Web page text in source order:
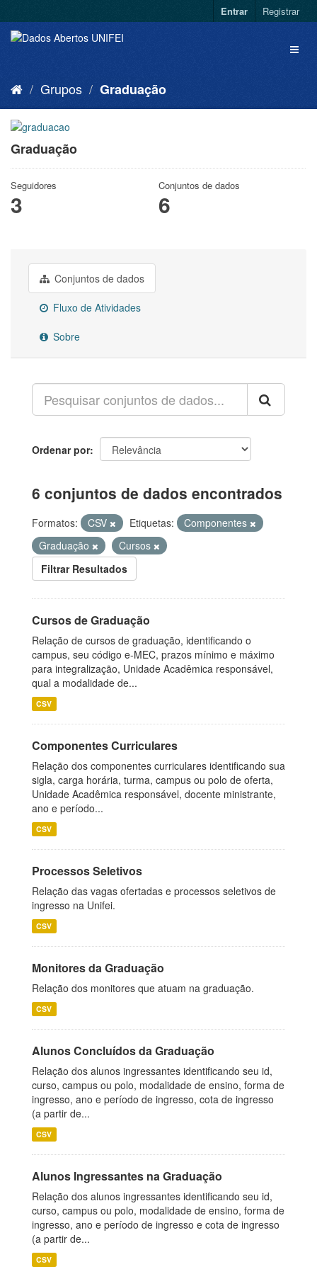
Entrar Registrar
Grupos Graduação
Graduação
Seguidores
3
Conjuntos de dados
6
Conjuntos de dados
Fluxo de Atividades
Sobre
Ordenar por
6 conjuntos de dados encontrados
Formatos: CSV Etiquetas:
Componentes
Graduação
Cursos
Filtrar Resultados
Cursos de Graduação
Relação de cursos de graduação, identificando o
campus, seu código e-MEC, prazos mínimo e máximo
para integralização, Unidade Acadêmica responsável,
qual a modalidade de...
CSV
Componentes Curriculares
Relação dos componentes curriculares identificando sua
sigla, carga horária, turma, campus ou polo de oferta,
Unidade Acadêmica responsável, docente ministrante,
ano e período...
CSV
Processos Seletivos
Relação das vagas ofertadas e processos seletivos de
ingresso na Unifei.
CSV
Monitores da Graduação
Relação dos monitores que atuam na graduação.
CSV
Alunos Concluídos da Graduação
Relação dos alunos ingressantes identificando seu id,
curso, campus ou polo, modalidade de ensino, forma de
ingresso, ano e período de ingresso, cota de ingresso
(a partir de...
CSV
Alunos Ingressantes na Graduação
Relação dos alunos ingressantes identificando seu id,
curso, campus ou polo, modalidade de ensino, forma de
ingresso, ano e período de ingresso e cota de ingresso
(a partir de...
CSV